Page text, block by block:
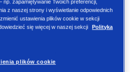
wybrać model
obsługę opony?
skomplikowanymi
np. zapamiętywanie Twoich preferencji,
z naszej strony i wyświetlanie odpowiednich
ustawienia plików cookie w sekcji
się więcej w naszej sekcji
Polityka
plików cookie